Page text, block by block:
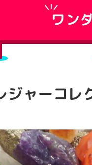
ワン
ジャーコレ